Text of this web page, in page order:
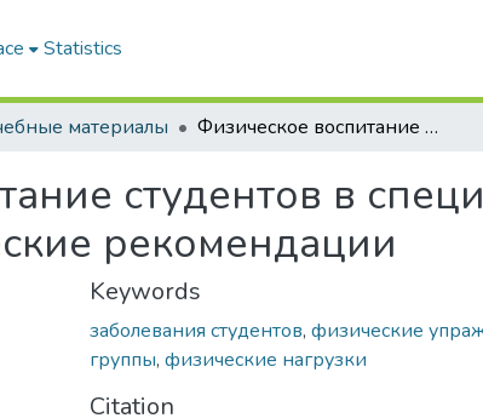
Statistics
материалы Физическое воспитание студентов в специальных медицинских группах: методические рекомендации
студентов в
рекомендации
Keywords
заболевания студентов, физические
группы, физические нагрузки
Citation